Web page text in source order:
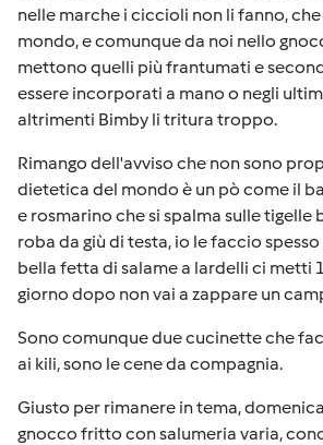
nelle marche i ciccioli non li fanno,
mondo, e comunque da noi nello
mettono quelli più frantumati e
essere incorporati a mano o negli
altrimenti Bimby li tritura troppo.
Rimango dell'avviso che non sono
dietetica del mondo è un pò come il
e rosmarino che si spalma sulle tigelle
roba da giù di testa, io le faccio
bella fetta di salame a lardelli ci metti
giorno dopo non vai a zappare un
Sono comunque due cucinette che
ai kili, sono le cene da compagnia.
Giusto per rimanere in tema,
gnocco fritto con salumeria varia,